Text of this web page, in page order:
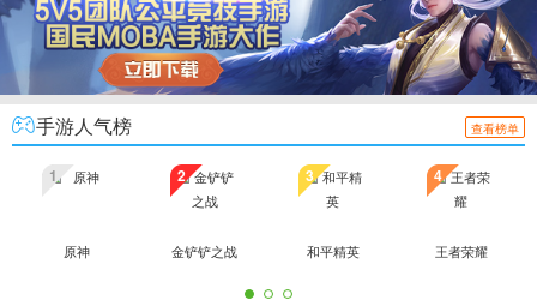
手游人气榜 查看榜单
原神
1
金铲铲之战
2
和平精英
3
王者荣耀
4